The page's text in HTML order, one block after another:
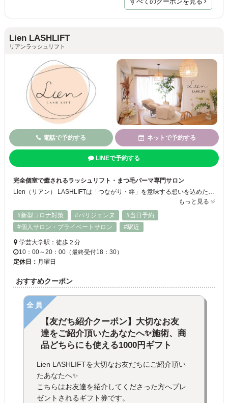
すべてのクーポンを見る
Lien LASHLIFT
リアンラッシュリフト
電話で予約する ネットで予約する
LINEで予約する
完全個室で癒されるラッシュリフト・まつ毛パーマ専門サロン
Lien（リアン） LASHLIFTは「つながり・絆」を意味する想いを込めた、ラッシュリフト（まつ毛パーマ）とリラックスを提供する完全個室サロンです。完全予約・完全個室なので周りを気にせずゆったりお過ごしいただけます♡まつ毛パーマに加え、ヘッドマッサージも組み合わせることが可能なので、目元だけでなく全身のリラックスをご体感ください◎
もっと見る
#新型コロナ対策
#パリジェンヌ
#当日予約
#個人サロン・プライベートサロン
#駅近
学芸大学駅：徒歩２分
10：00～20：00（最終受付18：30）
定休日： 月曜日
おすすめクーポン
全員
【友だち紹介クーポン】大切なお友
達をご紹介頂いたあなたへ✨施術、商
品どちらにも使える1000円ギフト
Lien LASHLIFTを大切なお友だちにご紹介頂い
たあなたへ✨
こちらはお友達を紹介してくださった方へプレ
ゼントされるギフト券です。